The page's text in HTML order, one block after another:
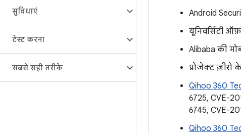
सुविधाएं
टेस्ट करना
सबसे सही तरीके
Android
यूनिवर्सिटी
Alibaba की
प्रोजेक्ट ज़ीरो
Qihoo 360
6725, CVE-
6745, CVE-
Qihoo 360